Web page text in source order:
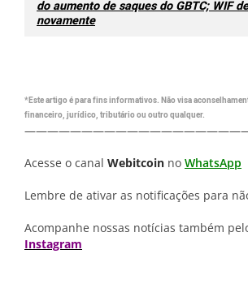
do aumento de saques do GBTC; WIF
novamente
*Este artigo é para fins informativos. Não visa
financeiro, jurídico, tributário ou outro qualquer.
Acesse o canal Webitcoin no WhatsApp
Lembre de ativar as notificações para
Acompanhe nossas notícias também
Instagram